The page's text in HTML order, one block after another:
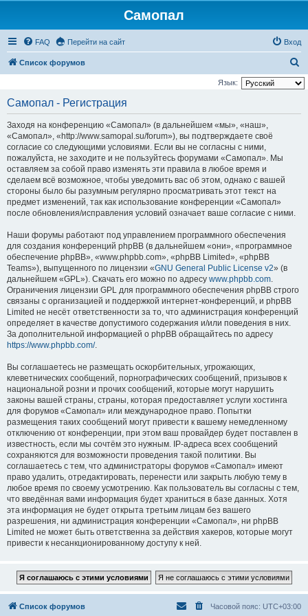
Самопал
FAQ Перейти на сайт Вход
Список форумов
о
Язык:
Самопал - Регистрация
Заходя на конференцию «Самопал» (в дальнейшем «мы», «наш»,
«Самопал», «http://www.samopal.su/forum»), вы подтверждаете своё
согласие со следующими условиями. Если вы не согласны с ними,
пожалуйста, не заходите и не пользуйтесь форумами «Самопал». Мы
оставляем за собой право изменять эти правила в любое время и
сделаем всё возможное, чтобы уведомить вас об этом, однако с вашей
стороны было бы разумным регулярно просматривать этот текст на
предмет изменений, так как использование конференции «Самопал»
после обновления/исправления условий означает ваше согласие с ними.
Наши форумы работают под управлением программного обеспечения
для создания конференций phpBB (в дальнейшем «они», «программное
обеспечение phpBB», «www.phpbb.com», «phpBB Limited», «phpBB
Teams»), выпущенного по лицензии «GNU General Public License v2» (в
дальнейшем «GPL»). Скачать его можно по адресу www.phpbb.com.
Ограничения лицензии GPL для программного обеспечения phpBB строго
связаны с организацией и поддержкой интернет-конференций, и phpBB
Limited не несёт ответственности за то, что администрация конференций
определяет в качестве допустимого содержания и/или поведения в них.
За дополнительной информацией о phpBB обращайтесь по адресу
https://www.phpbb.com/.
Вы соглашаетесь не размещать оскорбительных, угрожающих,
клеветнических сообщений, порнографических сообщений, призывов к
национальной розни и прочих сообщений, которые могут нарушить
законы вашей страны, страны, которая предоставляет услуги хостинга
для форумов «Самопал» или международное право. Попытки
размещения таких сообщений могут привести к вашему немедленному
отключению от конференции, при этом ваш провайдер будет поставлен в
известность, если мы сочтём это нужным. IP-адреса всех сообщений
сохраняются для возможности проведения такой политики. Вы
соглашаетесь с тем, что администраторы форумов «Самопал» имеют
право удалить, отредактировать, перенести или закрыть любую тему в
любое время по своему усмотрению. Как пользователь вы согласны с тем,
что введённая вами информация будет храниться в базе данных. Хотя
эта информация не будет открыта третьим лицам без вашего
разрешения, ни администрация конференции «Самопал», ни phpBB
Limited не может быть ответственна за действия хакеров, которые могут
привести к несанкционированному доступу к ней.
Список форумов Часовой пояс: UTC+03:00